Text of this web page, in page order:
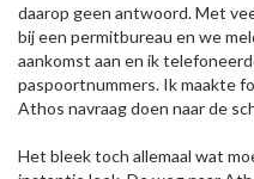
daarop geen antwoord. Met
bij een permitbureau en we
aankomst aan en ik
paspoortnummers. Ik maakte
Athos navraag doen naar de
Het bleek toch allemaal wat